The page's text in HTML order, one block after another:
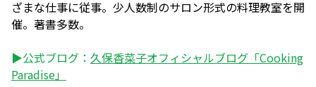
ざまな仕事に従事。少人数制のサロン形式の料理教室を開
催。著書多数。
▶公式ブログ： 久保香菜子オフィシャルブログ「Cooking
Paradise」